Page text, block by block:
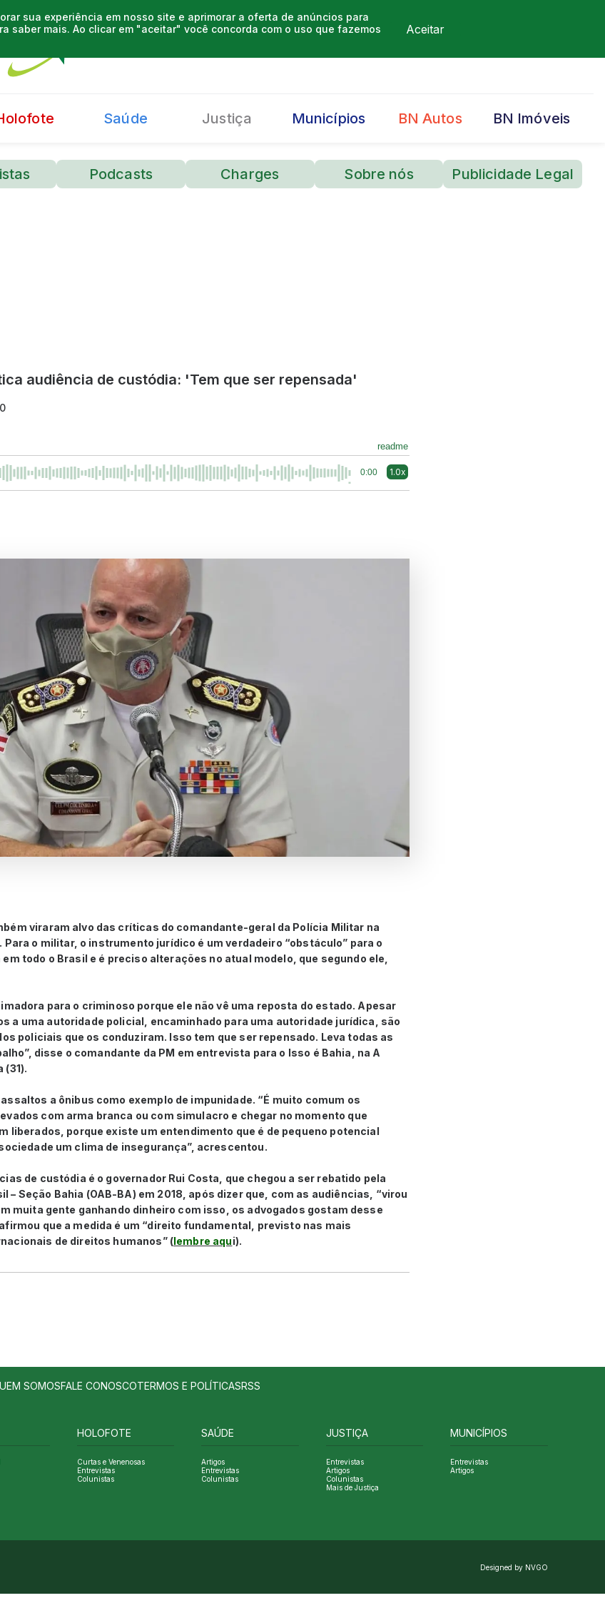
sua experiência em nosso site e aprimorar a oferta de anúncios para
saber mais. Ao clicar em "aceitar" você concorda com o uso que fazemos
Aceitar
Saúde Justiça Municípios BN Autos BN Imóveis
Podcasts Charges Sobre nós Publicidade Legal
audiência de custódia: 'Tem que ser repensada'
readme
0:00 1.0x
viraram alvo das críticas do comandante-geral da Polícia Militar na
Para o militar, o instrumento jurídico é um verdadeiro “obstáculo” para o
todo o Brasil e é preciso alterações no atual modelo, que segundo ele,
para o criminoso porque ele não vê uma reposta do estado. Apesar
a uma autoridade policial, encaminhado para uma autoridade jurídica, são
policiais que os conduziram. Isso tem que ser repensado. Leva todas as
disse o comandante da PM em entrevista para o Isso é Bahia, na A
(31).
a ônibus como exemplo de impunidade. “É muito comum os
com arma branca ou com simulacro e chegar no momento que
liberados, porque existe um entendimento que é de pequeno potencial
um clima de insegurança”, acrescentou.
de custódia é o governador Rui Costa, que chegou a ser rebatido pela
– Seção Bahia (OAB-BA) em 2018, após dizer que, com as audiências, “virou
muita gente ganhando dinheiro com isso, os advogados gostam desse
que a medida é um “direito fundamental, previsto nas mais
de direitos humanos” (lembre aqui).
SOMOSFALE CONOSCOTERMOS E POLÍTICASRSS
HOLOFOTE
Curtas e Venenosas
Entrevistas
Colunistas
SAÚDE
Artigos
Entrevistas
Colunistas
JUSTIÇA
Entrevistas
Artigos
Colunistas
Mais de Justiça
MUNICÍPIOS
Entrevistas
Artigos
Designed by NVGO